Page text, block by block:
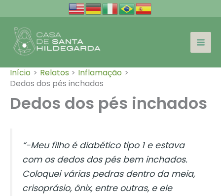
para
conteúdo
Início Relatos
Inflamação
Dedos dos pés inchados
Dedos dos pés inchados
“-Meu filho é diabético tipo 1 e estava
com os dedos dos pés bem inchados.
Coloquei várias pedras dentro da meia,
crisoprásio, ônix, entre outras, e ele